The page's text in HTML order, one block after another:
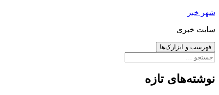
رفتن
نوشته‌ها
شهر خبر
سایت خبری
فهرست و ابزارک‌ها
جستجو
نوشته‌های تازه